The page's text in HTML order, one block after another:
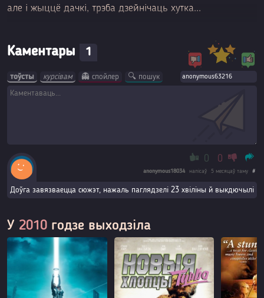
але і жыццё дачкі, трэба дзейнічаць хутка...
Каментары 1
тоўсты курсівам 👻 спойлер 🔍 пошук
0 0
anonymous18034 напісаў 5 месяцаў таму #
Доўга завязваецца сюжэт, нажаль паглядзелі 23 хвіліны й выкдючылі
У 2010 годзе выходзіла